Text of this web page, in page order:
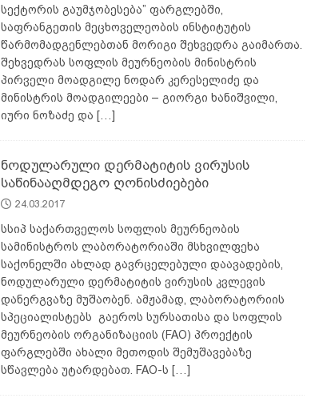
სექტორის გაუმჯობესება” ფარგლებში,
საფრანგეთის მეცხოველეობის ინსტიტუტის
წარმომადგენლებთან მორიგი შეხვედრა გაიმართა.
შეხვედრას სოფლის მეურნეობის მინისტრის
პირველი მოადგილე ნოდარ კერესელიძე და
მინისტრის მოადგილეები – გიორგი ხანიშვილი,
იური ნოზაძე და […]
ნოდულარული დერმატიტის ვირუსის
საწინააღმდეგო ღონისძიებები
24.03.2017
სსიპ საქართველოს სოფლის მეურნეობის
სამინისტროს ლაბორატორიაში მსხვილფეხა
საქონელში ახლად გავრცელებული დაავადების,
ნოდულარული დერმატიტის ვირუსის კვლევის
დანერგვაზე მუშაობენ. ამჟამად, ლაბორატორიის
სპეციალისტებს გაეროს სურსათისა და სოფლის
მეურნეობის ორგანიზაციის (FAO) პროექტის
ფარგლებში ახალი მეთოდის შემუშავებაზე
სწავლება უტარდებათ. FAO-ს […]